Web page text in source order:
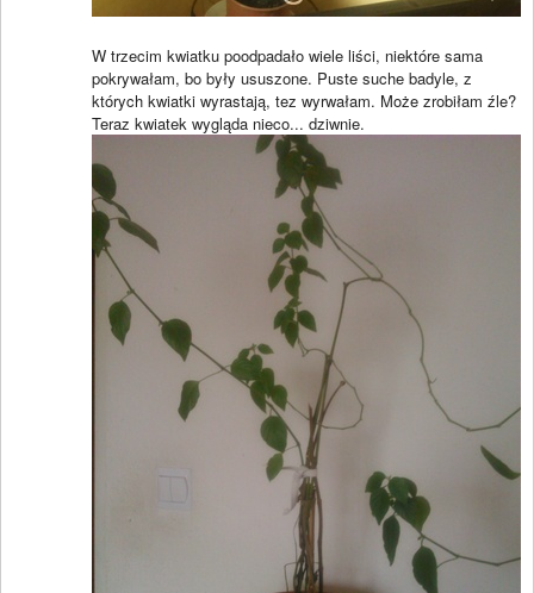
W trzecim kwiatku poodpadało wiele liści, niektóre sama
pokrywałam, bo były ususzone. Puste suche badyle, z
których kwiatki wyrastają, tez wyrwałam. Może zrobiłam źle?
Teraz kwiatek wygląda nieco... dziwnie.